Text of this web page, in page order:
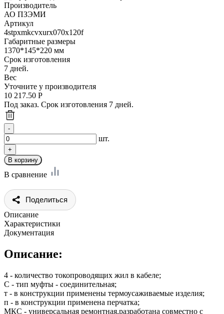
Производитель
АО ПЗЭМИ
Артикул
4stpxmkcvxurx070x120f
Габаритные размеры
1370*145*220 мм
Срок изготовления
7 дней.
Вес
Уточните у производителя
10 217.50 Р
Под заказ. Срок изготовления 7 дней.
шт.
В сравнение
Поделиться
Описание
Характеристики
Документация
Описание:
4 - количество токопроводящих жил в кабеле;
С - тип муфты - соединительная;
т - в конструкции применены термоусаживаемые изделия;
п - в конструкции применена перчатка;
МКС - универсальная ремонтная,разработана совместно с